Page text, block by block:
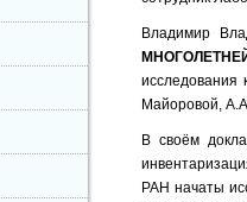
Владимир
Майоровой,
В своём
РАН начаты